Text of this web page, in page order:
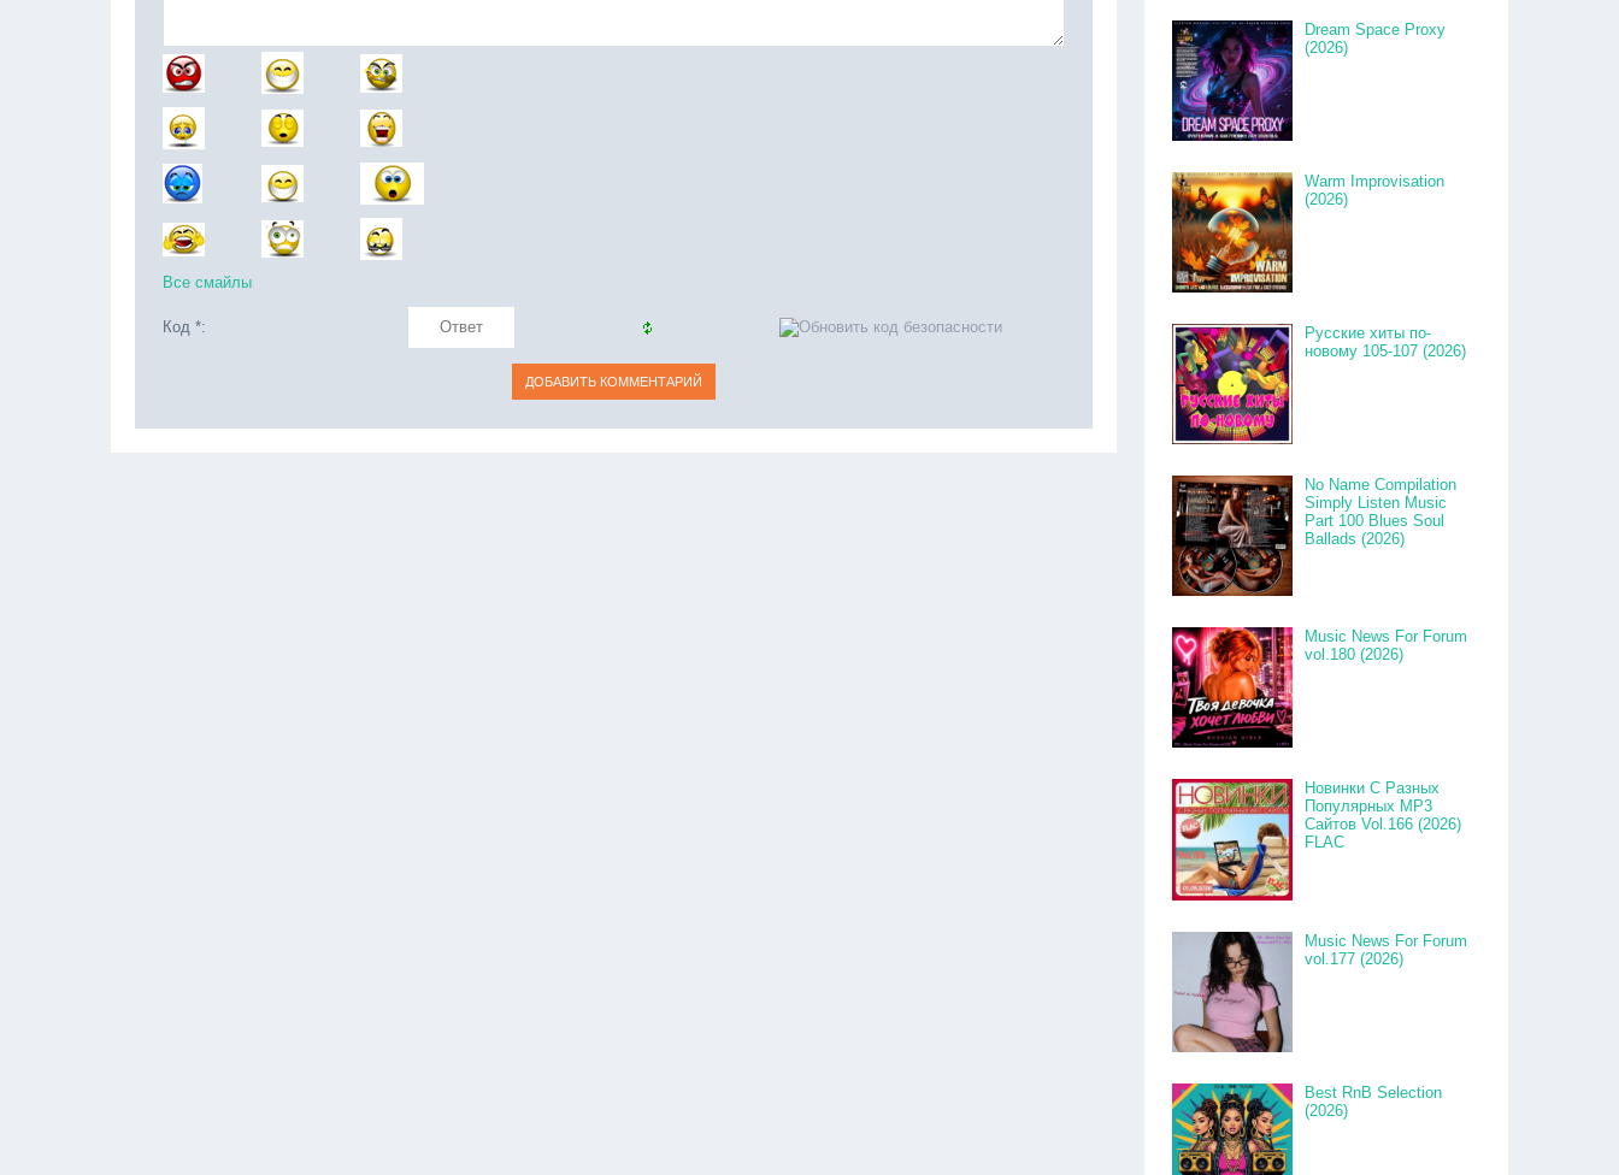
Все смайлы
Код *:
Dream Space Proxy
(2026)
Warm Improvisation
(2026)
Русские хиты по-
новому 105-107 (2026)
No Name Compilation
Simply Listen Music
Part 100 Blues Soul
Ballads (2026)
Music News For Forum
vol.180 (2026)
Новинки С Разных
Популярных MP3
Сайтов Vol.166 (2026)
FLAC
Music News For Forum
vol.177 (2026)
Best RnB Selection
(2026)